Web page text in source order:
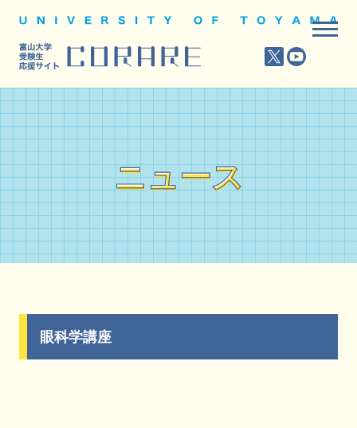
ニュース
ニュース
眼科学講座